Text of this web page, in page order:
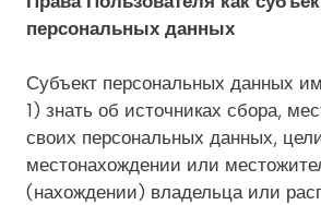
персональных данных
Субъект персональных данных
1) знать об источниках сбора,
своих персональных данных,
местонахождении или
(нахождении) владельца или